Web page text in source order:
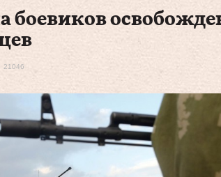
боевиков
21046